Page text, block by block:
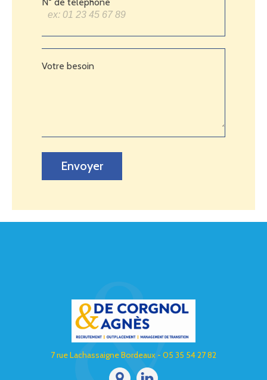
Votre besoin
Envoyer
7 rue Lachassaigne Bordeaux - 05 35 54 27 82